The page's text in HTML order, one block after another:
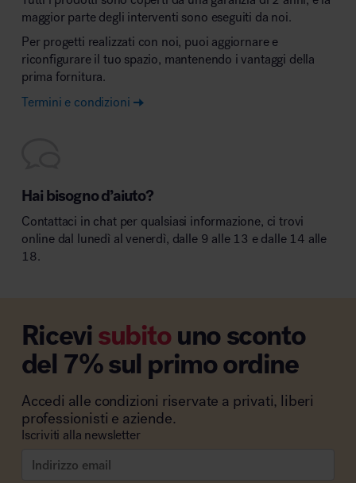
maggior parte degli interventi sono eseguiti da noi.
Per progetti realizzati con noi, puoi aggiornare e
riconfigurare il tuo spazio, mantenendo i vantaggi della
prima fornitura.
Termini e condizioni
Hai bisogno d’aiuto?
Contattaci in chat per qualsiasi informazione, ci trovi
online dal lunedì al venerdì, dalle 9 alle 13 e dalle 14 alle
18.
Ricevisubitouno sconto
del 7% sul primo ordine
Accedi alle condizioni riservate a privati, liberi
professionisti e aziende.
Iscriviti alla newsletter